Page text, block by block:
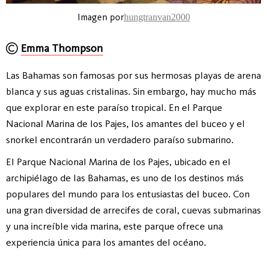
Imagen porhungtranvan2000
Emma Thompson
Las Bahamas son famosas por sus hermosas playas de arena
blanca y sus aguas cristalinas. Sin embargo, hay mucho más
que explorar en este paraíso tropical. En el Parque
Nacional Marina de los Pajes, los amantes del buceo y el
snorkel encontrarán un verdadero paraíso submarino.
El Parque Nacional Marina de los Pajes, ubicado en el
archipiélago de las Bahamas, es uno de los destinos más
populares del mundo para los entusiastas del buceo. Con
una gran diversidad de arrecifes de coral, cuevas submarinas
y una increíble vida marina, este parque ofrece una
experiencia única para los amantes del océano.